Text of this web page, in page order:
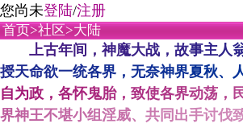
您尚未登陆/注册
首页>社区>大陆
上古年间，神魔大战，故事主人
授天命欲一统各界，无奈神界夏秋、
自为政，各怀鬼胎，致使各界动荡，
界神王不堪小组淫威、共同出手讨伐